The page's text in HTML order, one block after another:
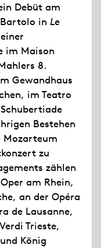
Debüt am
in Le
im Maison
8.
Gewandhaus
im Teatro
Bestehen
Mozarteum
zu
zählen
am Rhein,
an der Opéra
de Lausanne,
Trieste,
König